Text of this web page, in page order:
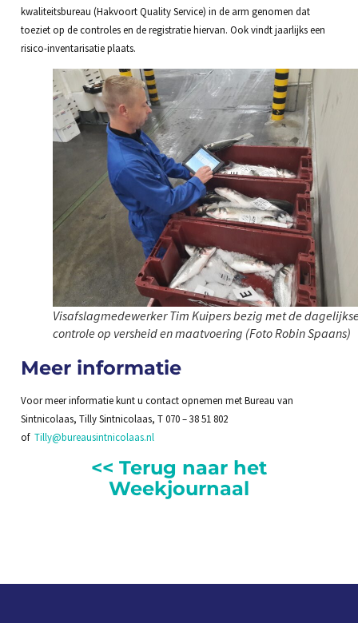
kwaliteitsbureau (Hakvoort Quality Service) in de arm genomen dat
toeziet op de controles en de registratie hiervan. Ook vindt jaarlijks een
risico-inventarisatie plaats.
Visafslagmedewerker Tim Kuipers bezig met de
controle op versheid en maatvoering (Foto Robin Spaans)
Meer informatie
Voor meer informatie kunt u contact opnemen met Bureau van
Sintnicolaas, Tilly Sintnicolaas, T 070 – 38 51 802
of Tilly@bureausintnicolaas.nl
<< Terug naar het
Weekjournaal